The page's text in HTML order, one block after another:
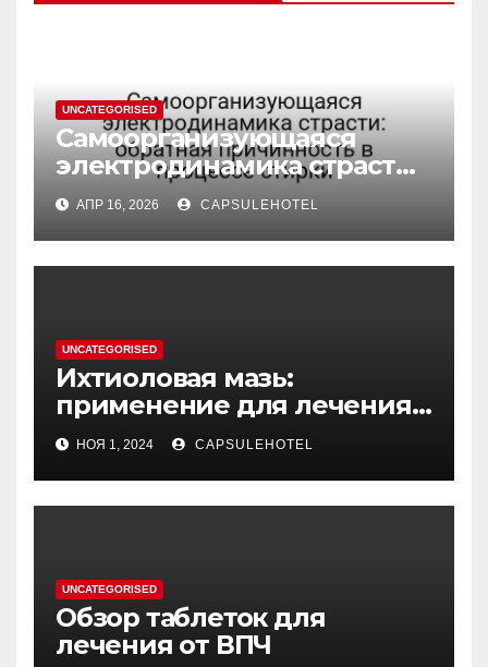
UNCATEGORISED
Самоорганизующаяся
электродинамика страсти:
обратная причинность в
процессе стирки
АПР 16, 2026 CAPSULEHOTEL
UNCATEGORISED
Ихтиоловая мазь:
применение для лечения
фурункулов
НОЯ 1, 2024 CAPSULEHOTEL
UNCATEGORISED
Обзор таблеток для
лечения от ВПЧ